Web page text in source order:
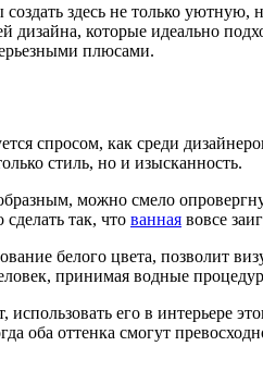
здесь не только
которые идеально
плюсами.
спросом, как среди
стиль, но и изысканность.
можно смело
так, что ванная вовсе
белого цвета, позволит
принимая водные
его в интерьере
оба оттенка смогут